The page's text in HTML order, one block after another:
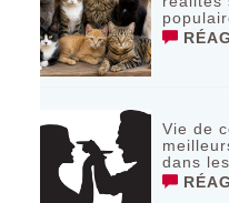
Vie de
dans